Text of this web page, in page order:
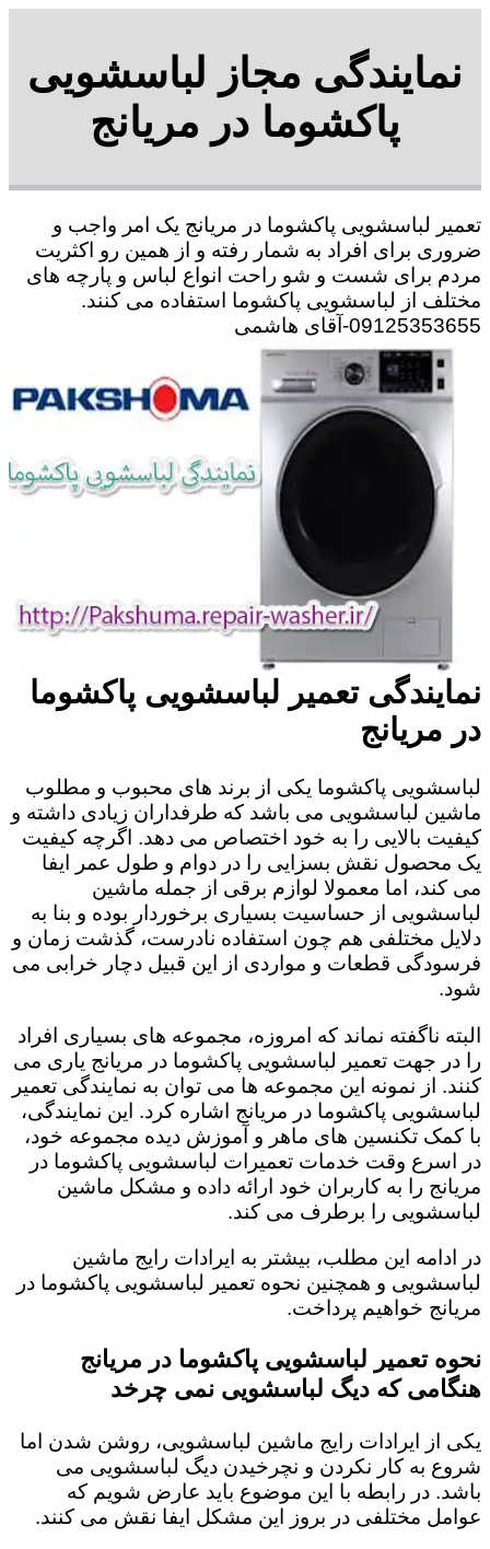
نمایندگی مجاز لباسشویی
پاکشوما در مریانج
تعمیر لباسشویی پاکشوما در مریانج یک امر واجب و
ضروری برای افراد به شمار رفته و از همین رو اکثریت
مردم برای شست و شو راحت انواع لباس و پارچه های
مختلف از لباسشویی پاکشوما استفاده می کنند.
09125353655-آقای هاشمی
نمایندگی تعمیر لباسشویی پاکشوما
در مریانج
لباسشویی پاکشوما یکی از برند های محبوب و مطلوب
ماشین لباسشویی می باشد که طرفداران زیادی داشته و
کیفیت بالایی را به خود اختصاص می دهد. اگرچه کیفیت
یک محصول نقش بسزایی را در دوام و طول عمر ایفا
می کند، اما معمولا لوازم برقی از جمله ماشین
لباسشویی از حساسیت بسیاری برخوردار بوده و بنا به
دلایل مختلفی هم چون استفاده نادرست، گذشت زمان و
فرسودگی قطعات و مواردی از این قبیل دچار خرابی می
شود.
البته ناگفته نماند که امروزه، مجموعه های بسیاری افراد
را در جهت تعمیر لباسشویی پاکشوما در مریانج یاری می
کنند. از نمونه این مجموعه ها می توان به نمایندگی تعمیر
لباسشویی پاکشوما در مریانج اشاره کرد. این نمایندگی،
با کمک تکنسین های ماهر و آموزش دیده مجموعه خود،
در اسرع وقت خدمات تعمیرات لباسشویی پاکشوما در
مریانج را به کاربران خود ارائه داده و مشکل ماشین
لباسشویی را برطرف می کند.
در ادامه این مطلب، بیشتر به ایرادات رایج ماشین
لباسشویی و همچنین نحوه تعمیر لباسشویی پاکشوما در
مریانج خواهیم پرداخت.
نحوه تعمیر لباسشویی پاکشوما در مریانج
هنگامی که دیگ لباسشویی نمی چرخد
یکی از ایرادات رایج ماشین لباسشویی، روشن شدن اما
شروع به کار نکردن و نچرخیدن دیگ لباسشویی می
باشد. در رابطه با این موضوع باید عارض شویم که
عوامل مختلفی در بروز این مشکل ایفا نقش می کنند.